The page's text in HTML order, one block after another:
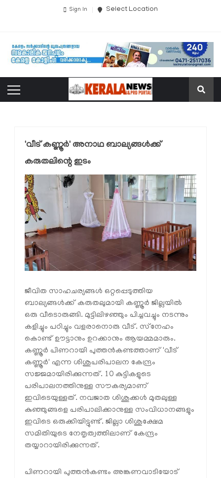
Sign In Select Location
'വീട് കണ്ണൂര്‍' അനാഥ ബാല്യങ്ങള്‍ക്ക്
കരുതലിന്റെ ഇടം
ജീവിത സാഹചര്യങ്ങള്‍ ഒറ്റപ്പെടുത്തിയ
ബാല്യങ്ങള്‍ക്ക് കരുതലുമായി കണ്ണൂർ ജില്ലയില്‍
ഒരു വീടൊരുങ്ങി. മുട്ടിലിഴഞ്ഞും പിച്ചവച്ചും നടന്നും
കളിച്ചും പഠിച്ചും വളരാനൊരു വീട്. സ്‌നേഹം
കൊണ്ട് ഊട്ടാനും ഉറക്കാനും ആയമ്മമാരും.
കണ്ണൂര്‍ പിണറായി പുത്തന്‍കണ്ടത്താണ് 'വീട്
കണ്ണൂര്‍' എന്ന ശിശുപരിപാലന കേന്ദ്രം
സജ്ജമായിരിക്കുന്നത്. 10 കുട്ടികളുടെ
പരിപാലനത്തിനുള്ള സൗകര്യമാണ്
ഇവിടെയുള്ളത്. നവജാത ശിശുക്കള്‍ മുതലുള്ള
കുഞ്ഞുങ്ങളെ പരിപാലിക്കാനുള്ള സംവിധാനങ്ങളും
ഇവിടെ ഒരുക്കിയിട്ടുണ്ട്. ജില്ലാ ശിശുക്ഷേമ
സമിതിയുടെ നേതൃത്വത്തിലാണ് കേന്ദ്രം
തയ്യാറായിരിക്കുന്നത്.
പിണറായി പുത്തന്‍കണ്ടം അങ്കണവാടിയോട്